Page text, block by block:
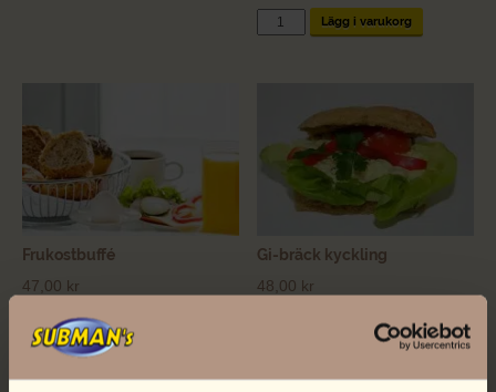
Äppeljuice
mängd
Lägg i varukorg
Frukostbuffé
47,00 kr
Frukostbuffé
mängd
Lägg i varukorg
Gi-bräck kyckling
48,00 kr